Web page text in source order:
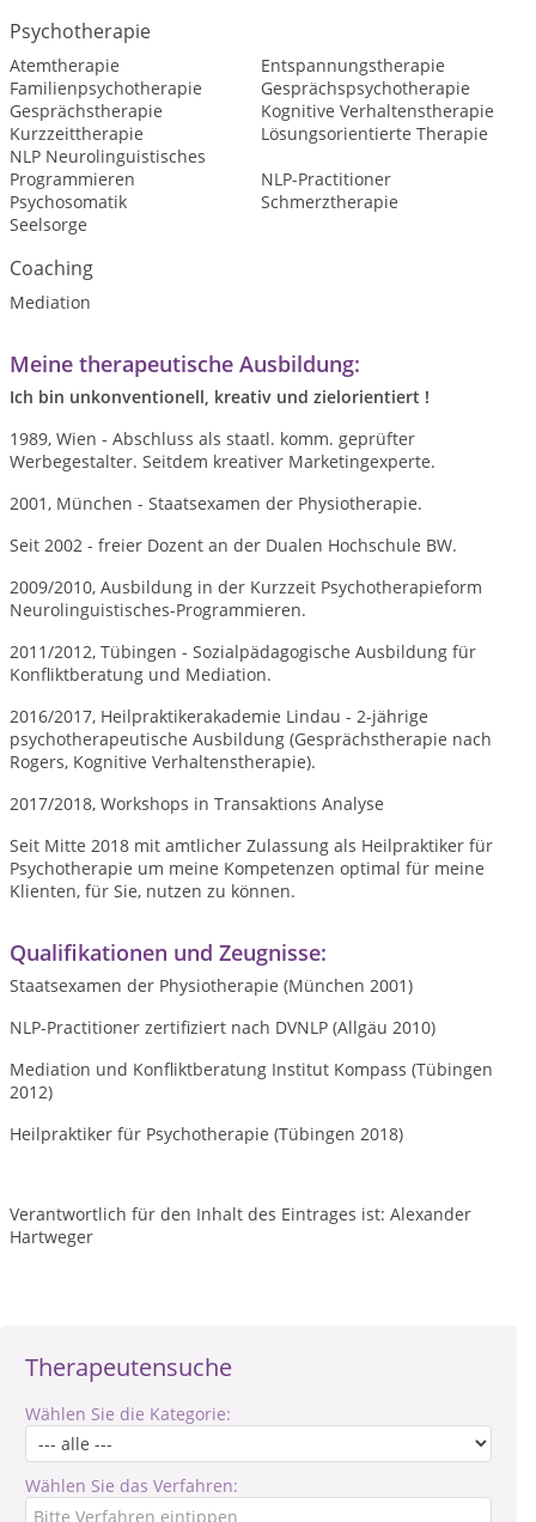
Therapeutensuche
Wählen Sie die Kategorie:
Wählen Sie das Verfahren:
Psychotherapie
Atemtherapie
Entspannungstherapie
Familienpsychotherapie
Gesprächspsychotherapie
Gesprächstherapie
Kognitive Verhaltenstherapie
Kurzzeittherapie
Lösungsorientierte Therapie
NLP Neurolinguistisches
Programmieren
NLP-Practitioner
Psychosomatik
Schmerztherapie
Seelsorge
Coaching
Mediation
Meine therapeutische Ausbildung:
Ich bin unkonventionell, kreativ und zielorientiert !
1989, Wien - Abschluss als staatl. komm. geprüfter
Werbegestalter. Seitdem kreativer Marketingexperte.
2001, München - Staatsexamen der Physiotherapie.
Seit 2002 - freier Dozent an der Dualen Hochschule BW.
2009/2010, Ausbildung in der Kurzzeit Psychotherapieform
Neurolinguistisches-Programmieren.
2011/2012, Tübingen - Sozialpädagogische Ausbildung für
Konfliktberatung und Mediation.
2016/2017, Heilpraktikerakademie Lindau - 2-jährige
psychotherapeutische Ausbildung (Gesprächstherapie nach
Rogers, Kognitive Verhaltenstherapie).
2017/2018, Workshops in Transaktions Analyse
Seit Mitte 2018 mit amtlicher Zulassung als Heilpraktiker für
Psychotherapie um meine Kompetenzen optimal für meine
Klienten, für Sie, nutzen zu können.
Qualifikationen und Zeugnisse:
Staatsexamen der Physiotherapie (München 2001)
NLP-Practitioner zertifiziert nach DVNLP (Allgäu 2010)
Mediation und Konfliktberatung Institut Kompass (Tübingen
2012)
Heilpraktiker für Psychotherapie (Tübingen 2018)
Verantwortlich für den Inhalt des Eintrages ist: Alexander
Hartweger